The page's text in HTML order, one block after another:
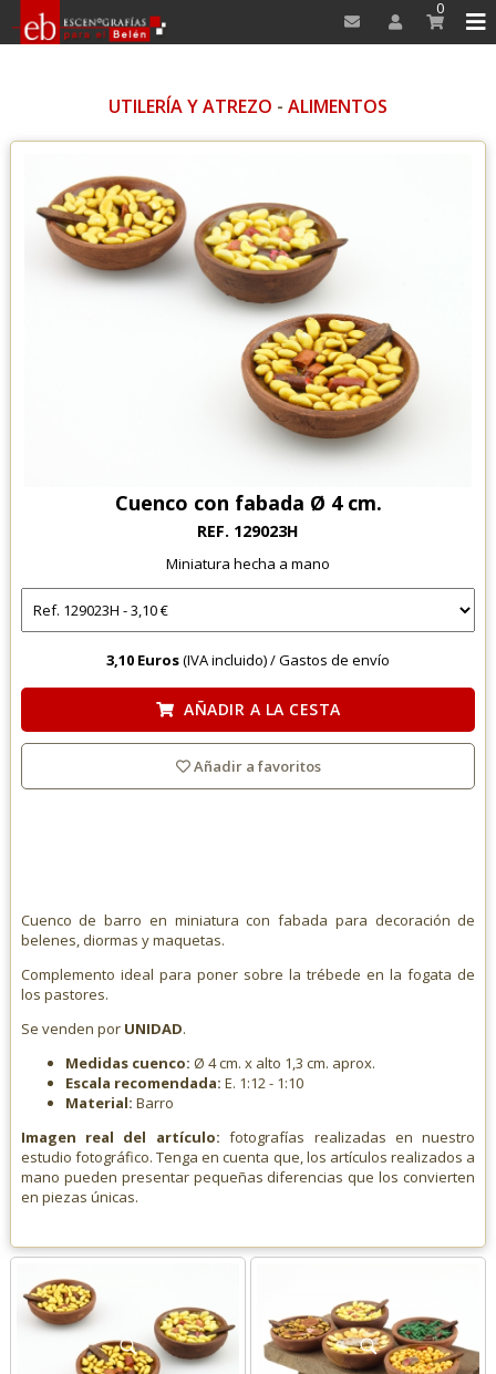
0
UTILERÍA Y ATREZO - ALIMENTOS
Cuenco con fabada Ø 4 cm.
REF. 129023H
Miniatura hecha a mano
3,10 Euros(IVA incluido) /Gastos de envío
AÑADIR A LA CESTA
Añadir a favoritos
Cuenco de barro en miniatura con fabada para decoración de
belenes, diormas y maquetas.
Complemento ideal para poner sobre la trébede en la fogata de
los pastores.
Se venden por UNIDAD.
Medidas cuenco: Ø 4 cm. x alto 1,3 cm. aprox.
Escala recomendada: E. 1:12 - 1:10
Material: Barro
Imagen real del artículo: fotografías realizadas en nuestro
estudio fotográfico. Tenga en cuenta que, los artículos realizados a
mano pueden presentar pequeñas diferencias que los convierten
en piezas únicas.